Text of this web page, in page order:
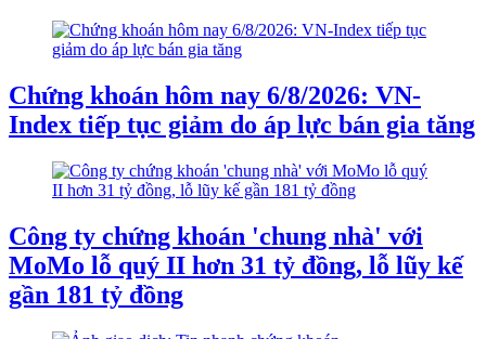
Chứng khoán hôm nay 6/8/2026: VN-
Index tiếp tục giảm do áp lực bán gia tăng
Công ty chứng khoán 'chung nhà' với
MoMo lỗ quý II hơn 31 tỷ đồng, lỗ lũy kế
gần 181 tỷ đồng